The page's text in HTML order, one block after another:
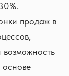
продаж в